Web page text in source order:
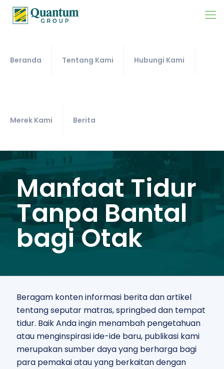
Beranda Tentang Kami Hubungi Kami
Merek Kami Berita
Manfaat Tidur
Tanpa Bantal
bagi Otak
Beragam konten informasi berita dan artikel
tentang seputar matras, springbed dan tempat
tidur. Baik Anda ingin menambah pengetahuan
atau menginspirasi ide-ide baru, publikasi kami
merupakan sumber daya yang berharga bagi
para pemakai atau yang berkaitan dengan